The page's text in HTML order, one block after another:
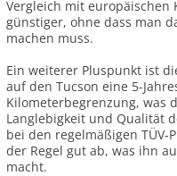
Vergleich mit europäischen
günstiger, ohne dass man
machen muss.
Ein weiterer Pluspunkt ist
auf den Tucson eine 5-
Kilometerbegrenzung, was
Langlebigkeit und Qualität
bei den regelmäßigen
der Regel gut ab, was ihn
macht.